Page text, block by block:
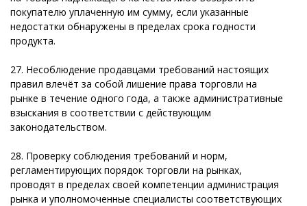
покупателю уплаченную им сумму, если указанные
недостатки обнаружены в пределах срока годности
продукта.
27. Несоблюдение продавцами требований настоящих
правил влечёт за собой лишение права торговли на
рынке в течение одного года, а также административные
взыскания в соответствии с действующим
законодательством.
28. Проверку соблюдения требований и норм,
регламентирующих порядок торговли на рынках,
проводят в пределах своей компетенции администрация
рынка и уполномоченные специалисты соответствующих